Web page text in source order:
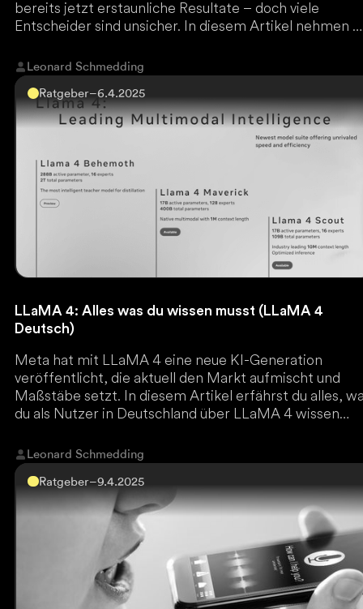
bereits jetzt erstaunliche Resultate – doch viele
Entscheider sind unsicher. In diesem Artikel nehmen
Leonard Schmedding
Ratgeber–6.4.2025
LLaMA 4: Alles was du wissen musst (LLaMA 4
Deutsch)
Meta hat mit LLaMA 4 eine neue KI-Generation
veröffentlicht, die aktuell den Markt aufmischt und
Maßstäbe setzt. In diesem Artikel erfährst du alles,
du als Nutzer in Deutschland über LLaMA 4 wissen
Leonard Schmedding
Ratgeber–9.4.2025